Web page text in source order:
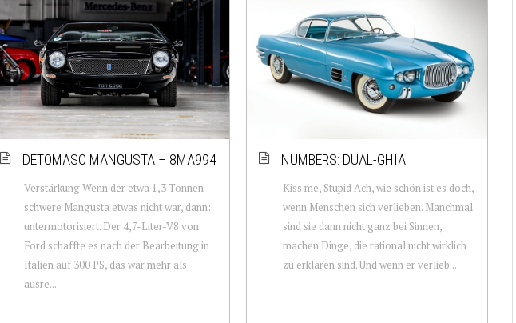
DETOMASO MANGUSTA – 8MA994
Verstärkung Wenn der etwa 1,3 Tonnen
schwere Mangusta etwas nicht war, dann:
untermotorisiert. Der 4,7-Liter-V8 von
Ford schaffte es nach der Bearbeitung in
Italien auf 300 PS, das war mehr als
ausre...
NUMBERS: DUAL-GHIA
Kiss me, Stupid Ach, wie schön ist es doch,
wenn Menschen sich verlieben. Manchmal
sind sie dann nicht ganz bei Sinnen,
machen Dinge, die rational nicht wirklich
zu erklären sind. Und wenn er verlieb...